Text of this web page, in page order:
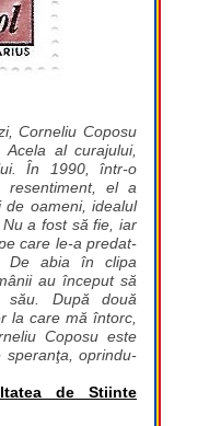
Corneliu Coposu
al curajului,
În 1990, într-o
el a
oameni, idealul
a fost să fie, iar
care le-a predat-
De abia în clipa
au început să
său. După două
la care mă întorc,
Coposu este
oprindu-
de Stiinte